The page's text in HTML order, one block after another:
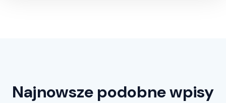
Najnowsze podobne wpisy